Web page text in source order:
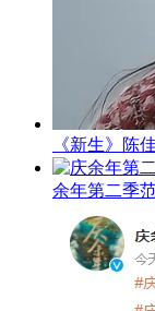
《新生》陈
余年第二季